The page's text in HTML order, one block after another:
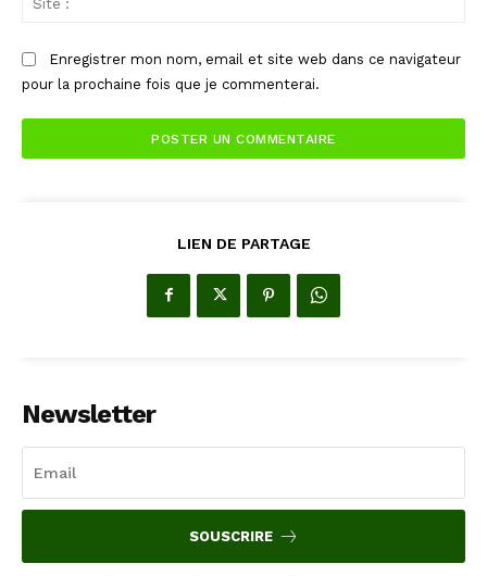
Enregistrer mon nom, email et site web dans ce navigateur
pour la prochaine fois que je commenterai.
LIEN DE PARTAGE
Newsletter
SOUSCRIRE